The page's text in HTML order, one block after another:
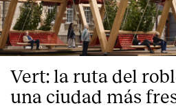
Vert: la ruta del
una ciudad más